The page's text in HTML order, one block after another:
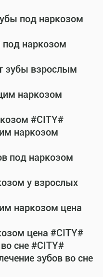
под наркозом
под наркозом
зубы взрослым
наркозом
#CITY#
наркозом
под наркозом
у взрослых
наркозом цена
цена #CITY#
сне #CITY#
зубов во сне